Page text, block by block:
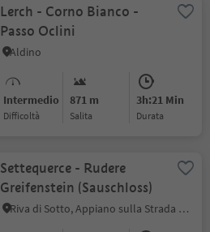
Lerch - Corno Bianco -
Passo Oclini
Aldino
Intermedio
Difficoltà
871 m
Salita
3h:21 Min
durata
Settequerce - Rudere
Greifenstein (Sauschloss)
Riva di Sotto, Appiano sulla Strada del Vino, Strada del Vino